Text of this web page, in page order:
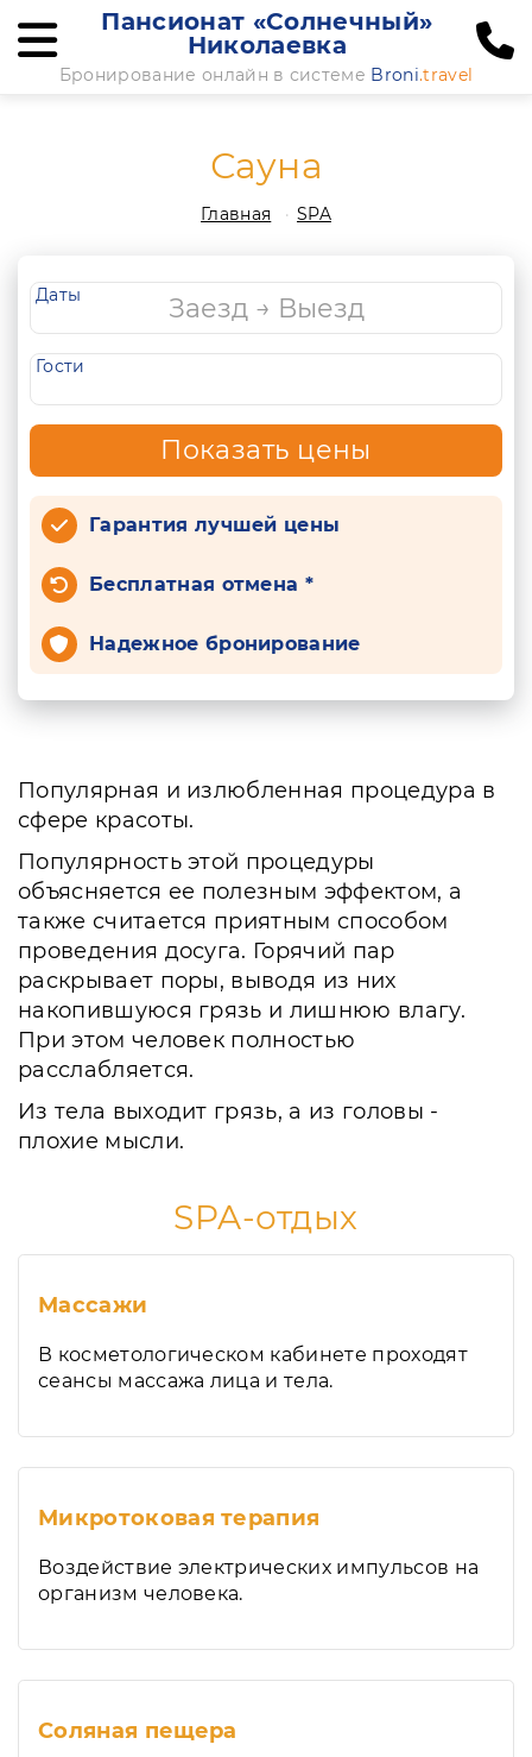
Пансионат «Солнечный»
Николаевка
Бронирование онлайн в системе Broni.travel
Сауна
Главная SPA
Даты
Гости
Показать цены
Гарантия лучшей цены
Бесплатная отмена *
Надежное бронирование
Популярная и излюбленная процедура в
сфере красоты.
Популярность этой процедуры
объясняется ее полезным эффектом, а
также считается приятным способом
проведения досуга. Горячий пар
раскрывает поры, выводя из них
накопившуюся грязь и лишнюю влагу.
При этом человек полностью
расслабляется.
Из тела выходит грязь, а из головы -
плохие мысли.
SPA-отдых
Массажи
В косметологическом кабинете проходят
сеансы массажа лица и тела.
Микротоковая терапия
Воздействие электрических импульсов на
организм человека.
Соляная пещера